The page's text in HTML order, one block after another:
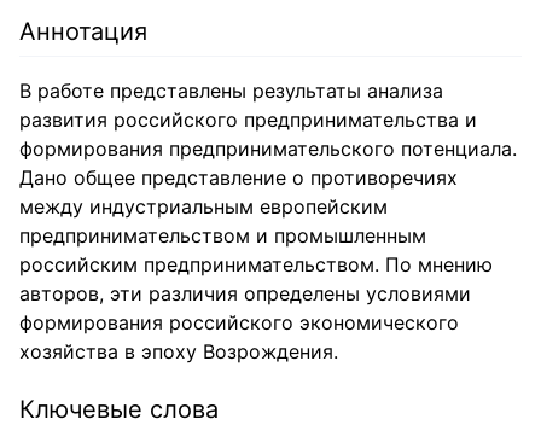
Аннотация
В работе представлены результаты анализа
развития российского предпринимательства и
формирования предпринимательского потенциала.
Дано общее представление о противоречиях
между индустриальным европейским
предпринимательством и промышленным
российским предпринимательством. По мнению
авторов, эти различия определены условиями
формирования российского экономического
хозяйства в эпоху Возрождения.
Ключевые слова